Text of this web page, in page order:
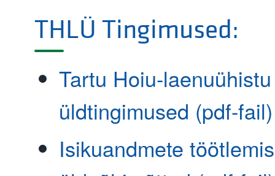
THLÜ Tingimused:
Tartu Hoiu-laenuühistu
üldtingimused (pdf-fail)
Isikuandmete